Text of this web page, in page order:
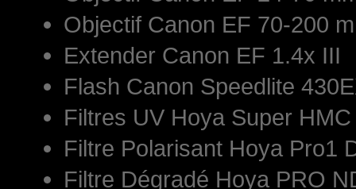
Objectif Canon EF 70-200
Extender Canon EF 1.4x III
Flash Canon Speedlite
Filtres UV Hoya Super
Filtre Polarisant Hoya Pro1
Filtre Dégradé Hoya PRO